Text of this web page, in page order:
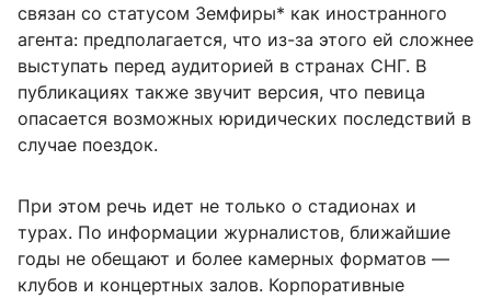
связан со статусом Земфиры* как иностранного
агента: предполагается, что из-за этого ей сложнее
выступать перед аудиторией в странах СНГ. В
публикациях также звучит версия, что певица
опасается возможных юридических последствий в
случае поездок.
При этом речь идет не только о стадионах и
турах. По информации журналистов, ближайшие
годы не обещают и более камерных форматов —
клубов и концертных залов. Корпоративные